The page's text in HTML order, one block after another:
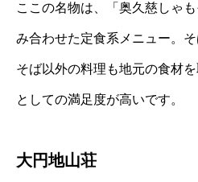
ここの名物は、「奥久慈しゃ
み合わせた定食系メニュー。そ
そば以外の料理も地元の食材
としての満足度が高いです。
大円地山荘